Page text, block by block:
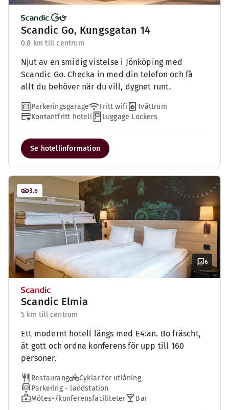
Scandic Go, Kungsgatan 14
0.8 km till centrum
Njut av en smidig vistelse i Jönköping med
Scandic Go. Checka in med din telefon och få
allt du behöver när du vill, dygnet runt.
Parkeringsgarage Fritt wifi
Tvättrum
Kontantfritt hotell
Luggage Lockers
Se hotellinformation
6
3.6
Scandic Elmia
5 km till centrum
Ett modernt hotell längs med E4:an. Bo fräscht,
ät gott och ordna konferens för upp till 160
personer.
Restaurang
Cyklar för utlåning
Parkering - laddstation
Mötes-/konferensfaciliteter
Bar